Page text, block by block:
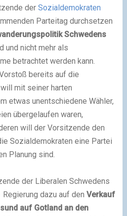
der Sozialdemokraten
Parteitag durchsetzen
Schwedens
und nicht mehr als
betrachtet werden kann.
bereits auf die
mit seiner harten
etwas unentschiedene Wähler,
übergelaufen waren,
will der Vorsitzende den
Sozialdemokraten eine Partei
Planung sind.
der Liberalen Schwedens
dazu auf den Verkauf
auf Gotland an den